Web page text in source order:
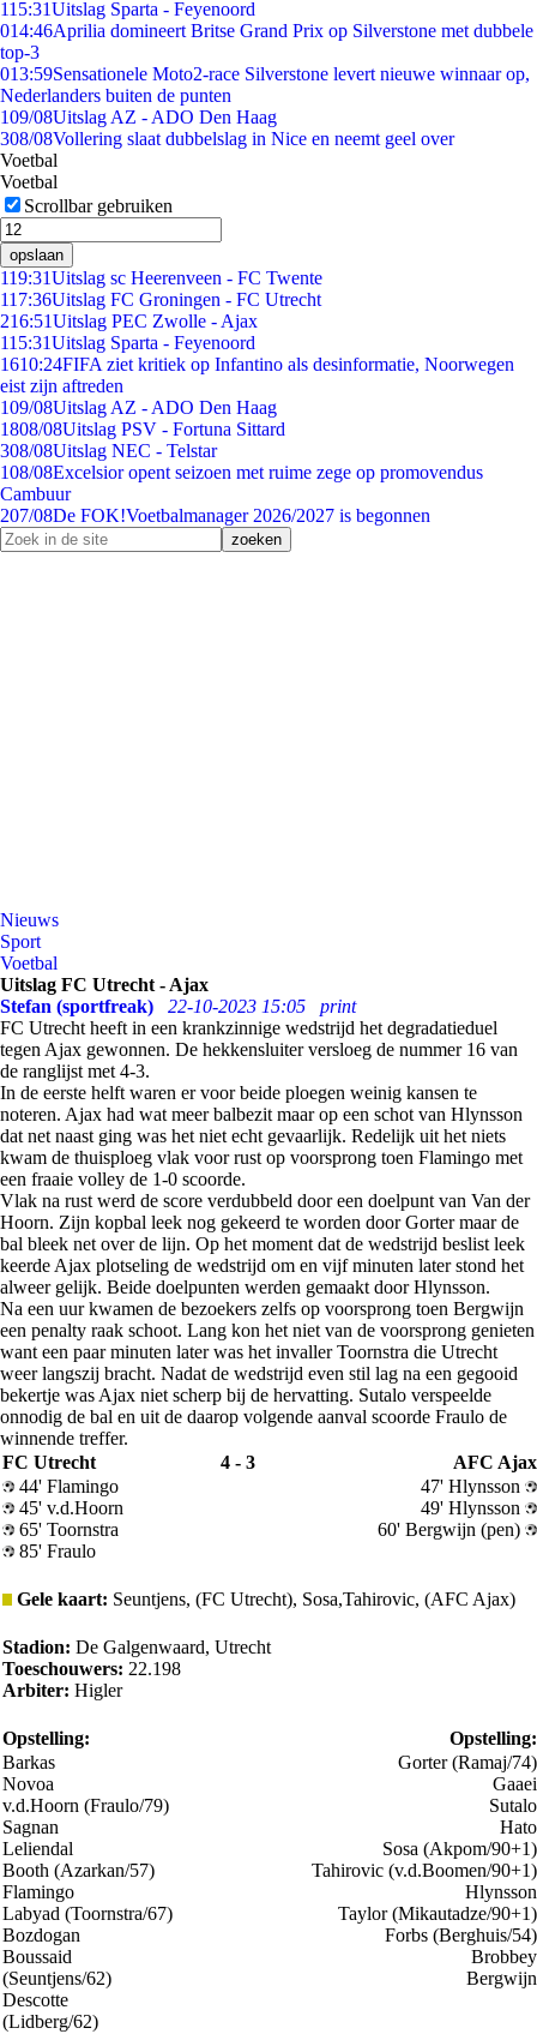
115:31Uitslag Sparta - Feyenoord
014:46Aprilia domineert Britse Grand Prix op Silverstone met dubbele
top-3
013:59Sensationele Moto2-race Silverstone levert nieuwe winnaar op,
Nederlanders buiten de punten
109/08Uitslag AZ - ADO Den Haag
308/08Vollering slaat dubbelslag in Nice en neemt geel over
Voetbal
Voetbal
Scrollbar gebruiken
opslaan
119:31Uitslag sc Heerenveen - FC Twente
117:36Uitslag FC Groningen - FC Utrecht
216:51Uitslag PEC Zwolle - Ajax
115:31Uitslag Sparta - Feyenoord
1610:24FIFA ziet kritiek op Infantino als desinformatie, Noorwegen
eist zijn aftreden
109/08Uitslag AZ - ADO Den Haag
1808/08Uitslag PSV - Fortuna Sittard
308/08Uitslag NEC - Telstar
108/08Excelsior opent seizoen met ruime zege op promovendus
Cambuur
207/08De FOK!Voetbalmanager 2026/2027 is begonnen
Nieuws
Sport
Voetbal
Uitslag FC Utrecht - Ajax
Stefan (sportfreak)
22-10-2023 15:05
print
FC Utrecht heeft in een krankzinnige wedstrijd het degradatieduel
tegen Ajax gewonnen. De hekkensluiter versloeg de nummer 16 van
de ranglijst met 4-3.
In de eerste helft waren er voor beide ploegen weinig kansen te
noteren. Ajax had wat meer balbezit maar op een schot van Hlynsson
dat net naast ging was het niet echt gevaarlijk. Redelijk uit het niets
kwam de thuisploeg vlak voor rust op voorsprong toen Flamingo met
een fraaie volley de 1-0 scoorde.
Vlak na rust werd de score verdubbeld door een doelpunt van Van der
Hoorn. Zijn kopbal leek nog gekeerd te worden door Gorter maar de
bal bleek net over de lijn. Op het moment dat de wedstrijd beslist leek
keerde Ajax plotseling de wedstrijd om en vijf minuten later stond het
alweer gelijk. Beide doelpunten werden gemaakt door Hlynsson.
Na een uur kwamen de bezoekers zelfs op voorsprong toen Bergwijn
een penalty raak schoot. Lang kon het niet van de voorsprong genieten
want een paar minuten later was het invaller Toornstra die Utrecht
weer langszij bracht. Nadat de wedstrijd even stil lag na een gegooid
bekertje was Ajax niet scherp bij de hervatting. Sutalo verspeelde
onnodig de bal en uit de daarop volgende aanval scoorde Fraulo de
winnende treffer.
FC Utrecht
4 - 3
AFC Ajax
44' Flamingo
45' v.d.Hoorn
65' Toornstra
85' Fraulo
47' Hlynsson
49' Hlynsson
60' Bergwijn (pen)
Gele kaart: Seuntjens, (FC Utrecht), Sosa,Tahirovic, (AFC Ajax)
Stadion: De Galgenwaard, Utrecht
Toeschouwers: 22.198
Arbiter: Higler
Opstelling:
Opstelling:
Barkas
Novoa
v.d.Hoorn (Fraulo/79)
Sagnan
Leliendal
Booth (Azarkan/57)
Flamingo
Labyad (Toornstra/67)
Bozdogan
Boussaid
(Seuntjens/62)
Descotte
(Lidberg/62)
Gorter (Ramaj/74)
Gaaei
Sutalo
Hato
Sosa (Akpom/90+1)
Tahirovic (v.d.Boomen/90+1)
Hlynsson
Taylor (Mikautadze/90+1)
Forbs (Berghuis/54)
Brobbey
Bergwijn